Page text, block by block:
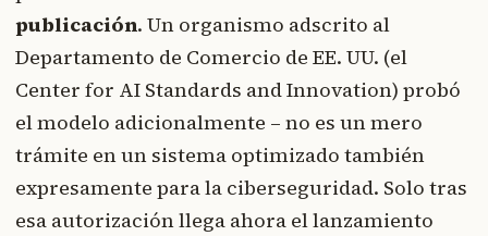
publicación. Un organismo adscrito al
Departamento de Comercio de EE. UU. (el
Center for AI Standards and Innovation) probó
el modelo adicionalmente – no es un mero
trámite en un sistema optimizado también
expresamente para la ciberseguridad. Solo tras
esa autorización llega ahora el lanzamiento